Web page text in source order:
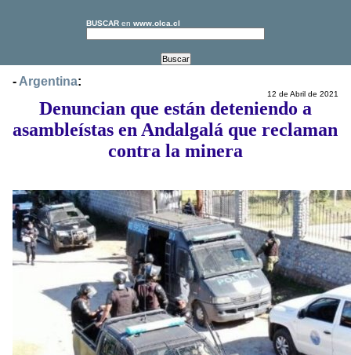
BUSCAR en www.olca.cl
- Argentina:
12 de Abril de 2021
Denuncian que están deteniendo a
asambleístas en Andalgalá que reclaman
contra la minera